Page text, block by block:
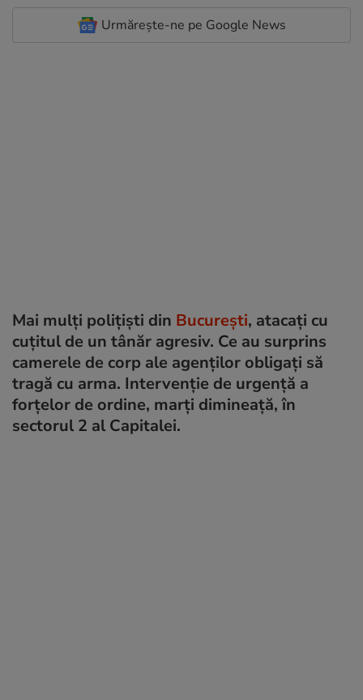
Urmărește-ne pe Google News
Mai mulți polițiști din București, atacați cu
cuțitul de un tânăr agresiv. Ce au surprins
camerele de corp ale agenților obligați să
tragă cu arma. Intervenție de urgență a
forțelor de ordine, marți dimineață, în
sectorul 2 al Capitalei.